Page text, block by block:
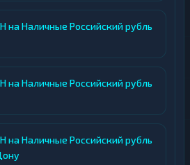
на Наличные Российский рубль
на Наличные Российский рубль
на Наличные Российский рубль